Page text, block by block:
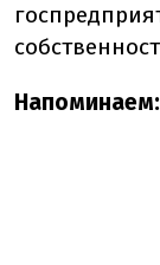
Напоминаем: